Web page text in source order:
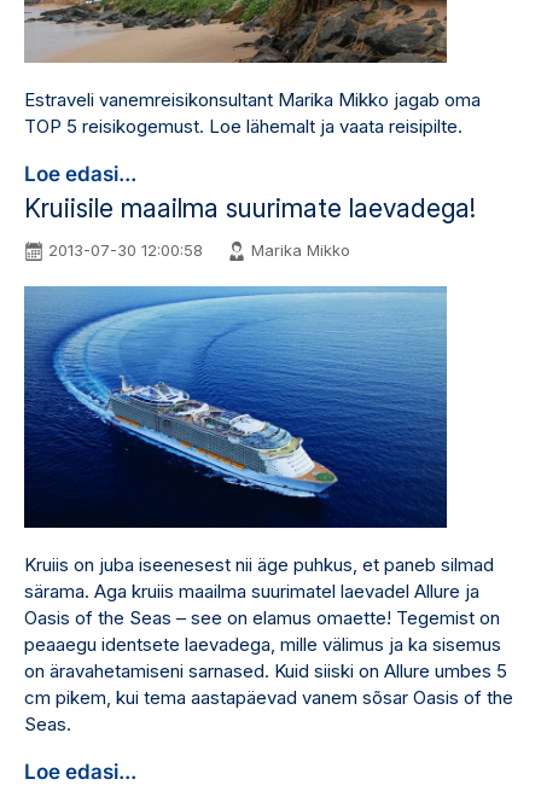
Estraveli vanemreisikonsultant Marika Mikko jagab oma
TOP 5 reisikogemust. Loe lähemalt ja vaata reisipilte.
Loe edasi...
Kruiisile maailma suurimate laevadega!
2013-07-30 12:00:58 Marika Mikko
Kruiis on juba iseenesest nii äge puhkus, et paneb silmad
särama. Aga kruiis maailma suurimatel laevadel Allure ja
Oasis of the Seas – see on elamus omaette! Tegemist on
peaaegu identsete laevadega, mille välimus ja ka sisemus
on äravahetamiseni sarnased. Kuid siiski on Allure umbes 5
cm pikem, kui tema aastapäevad vanem sõsar Oasis of the
Seas.
Loe edasi...